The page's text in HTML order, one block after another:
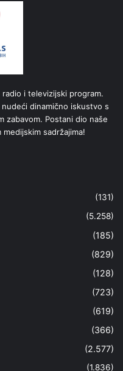
radio i televizijski program.
dinamično iskustvo s
zabavom. Postani dio naše
sadržajima!
(131)
(5.258)
(185)
(829)
(128)
(723)
(619)
(366)
(2.577)
(1.836)